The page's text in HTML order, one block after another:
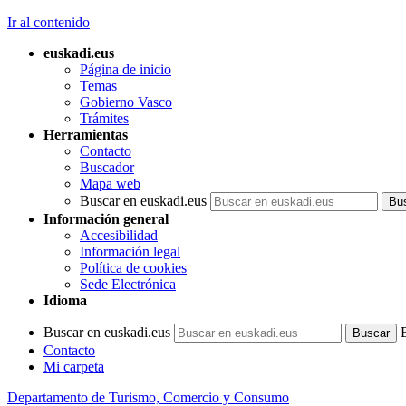
Ir al contenido
euskadi.eus
Página de inicio
Temas
Gobierno Vasco
Trámites
Herramientas
Contacto
Buscador
Mapa web
Buscar en euskadi.eus
Información general
Accesibilidad
Información legal
Política de cookies
Sede Electrónica
Idioma
Buscar en euskadi.eus
Contacto
Mi carpeta
Departamento de Turismo, Comercio y Consumo